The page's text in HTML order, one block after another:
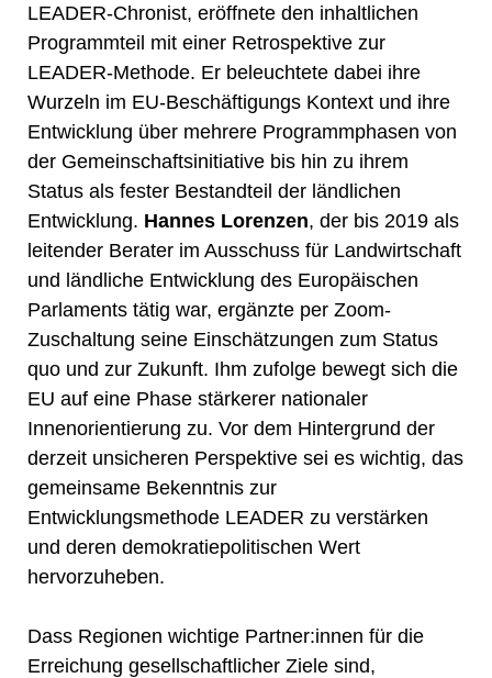
LEADER-Chronist, eröffnete den inhaltlichen
Programmteil mit einer Retrospektive zur
LEADER-Methode. Er beleuchtete dabei ihre
Wurzeln im EU-Beschäftigungs Kontext und ihre
Entwicklung über mehrere Programmphasen von
der Gemeinschaftsinitiative bis hin zu ihrem
Status als fester Bestandteil der ländlichen
Entwicklung. Hannes Lorenzen, der bis 2019 als
leitender Berater im Ausschuss für Landwirtschaft
und ländliche Entwicklung des Europäischen
Parlaments tätig war, ergänzte per Zoom-
Zuschaltung seine Einschätzungen zum Status
quo und zur Zukunft. Ihm zufolge bewegt sich die
EU auf eine Phase stärkerer nationaler
Innenorientierung zu. Vor dem Hintergrund der
derzeit unsicheren Perspektive sei es wichtig, das
gemeinsame Bekenntnis zur
Entwicklungsmethode LEADER zu verstärken
und deren demokratiepolitischen Wert
hervorzuheben.
Dass Regionen wichtige Partner:innen für die
Erreichung gesellschaftlicher Ziele sind,